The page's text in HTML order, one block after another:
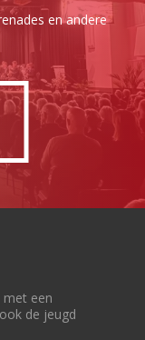
en andere
met een
de jeugd